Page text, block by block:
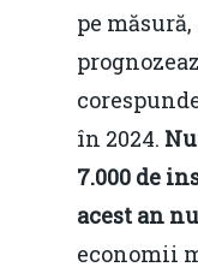
pe
în 2024.
7.000 de
acest an
economii